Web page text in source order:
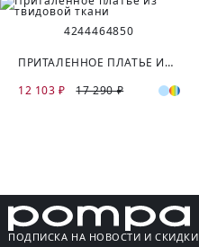
4244464850
ПРИТАЛЕННОЕ ПЛАТЬЕ ИЗ ТВИДОВОЙ ТКАНИ
12 103 ₽
17 290 ₽
ПОДПИСКА НА НОВОСТИ И СКИДКИ